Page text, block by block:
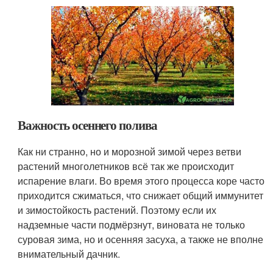
Важность осеннего полива
Как ни странно, но и морозной зимой через ветви
растений многолетников всё так же происходит
испарение влаги. Во время этого процесса коре часто
приходится сжиматься, что снижает общий иммунитет
и зимостойкость растений. Поэтому если их
надземные части подмёрзнут, виновата не только
суровая зима, но и осенняя засуха, а также не вполне
внимательный дачник.